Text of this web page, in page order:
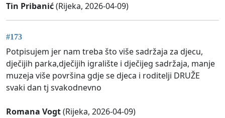
Tin Pribanić(Rijeka, 2026-04-09)
#173
Potpisujem jer nam treba što više sadržaja za djecu,
dječijih parka,dječijih igralište i dječijeg sadržaja, manje
muzeja više površina gdje se djeca i roditelji DRUŽE
svaki dan tj svakodnevno
Romana Vogt(Rijeka, 2026-04-09)